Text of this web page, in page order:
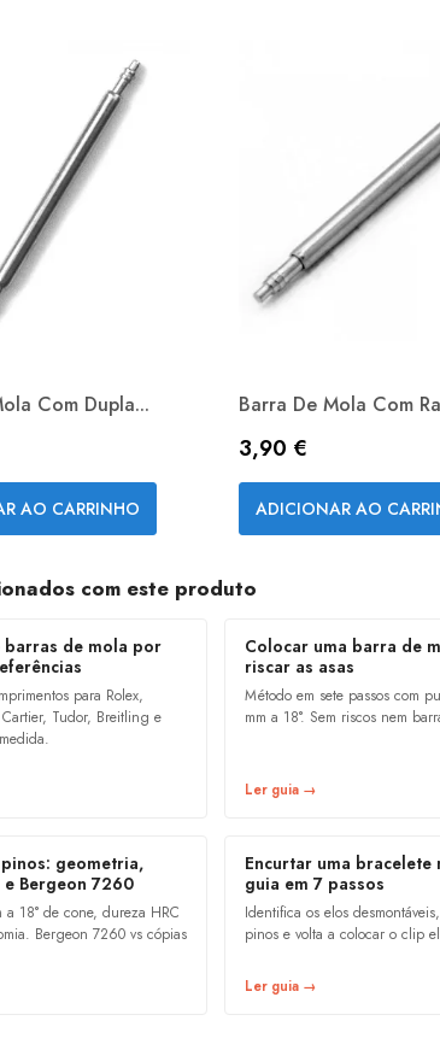
Com Dupla...
AO CARRINHO
Barra De Mola Com
Preço
3,90 €
ADICIONAR AO
com este produto
barras de mola por
para Rolex,
Tudor, Breitling e
Colocar uma barra de
riscar as asas
Método em sete passos com
mm a 18°. Sem riscos nem
Ler guia →
geometria,
e Bergeon 7260
a 18° de cone, dureza HRC
Bergeon 7260 vs cópias
Encurtar uma
guia em 7 passos
Identifica os elos
pinos e volta a colocar o clip
Ler guia →